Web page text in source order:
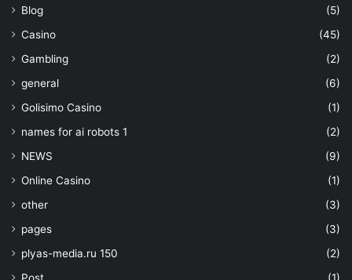
Blog
(5)
Casino
(45)
Gambling
(2)
general
(6)
Golisimo Casino
(1)
names for ai robots 1
(2)
NEWS
(9)
Online Casino
(1)
other
(3)
pages
(3)
plyas-media.ru 150
(2)